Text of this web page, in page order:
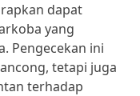
dapat
yang
Pengecekan ini
tetapi juga
terhadap